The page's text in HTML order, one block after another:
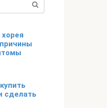
сделать